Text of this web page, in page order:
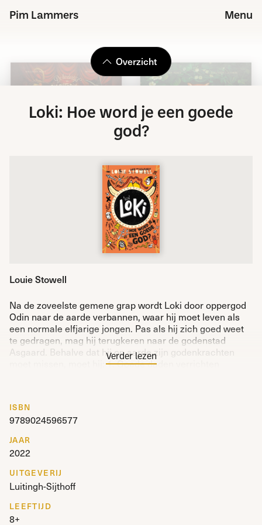
Pim Lammers Menu
Overzicht
Loki: Hoe word je een goede
god?
Louie Stowell
Na de zoveelste gemene grap wordt Loki door oppergod
Odin naar de aarde verbannen, waar hij moet leven als
een normale elfjarige jongen. Pas als hij zich goed weet
te gedragen, mag hij terugkeren naar de godenstad
Asgaard. Behalve dat hij op aarde zijn godenkrachten
moet missen, moet hij: 1. Goede daden verrichten
niet om de mening van miezerige stervelingen…)
Het eerste deel van een hilarische graphic-novelserie
over een god die goed is in slecht zijn.
Verder lezen
ISBN
9789024596577
JAAR
2022
UITGEVERIJ
Luitingh-Sijthoff
LEEFTIJD
8+